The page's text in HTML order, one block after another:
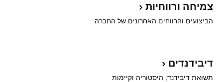
צמיחה ורווחיות
הביצועים והרווחים האחרונים של החברה
דיבידנדים
תשואת דיבידנד, היסטוריה וקיימות